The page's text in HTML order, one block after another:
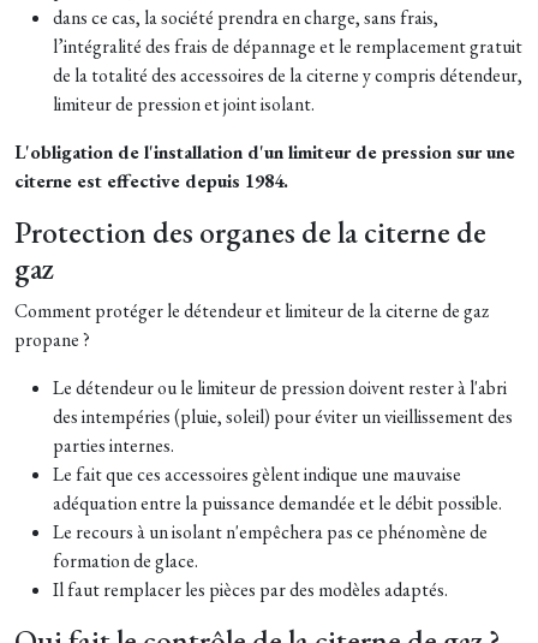
dans ce cas, la société prendra en charge, sans frais,
l’intégralité des frais de dépannage et le remplacement gratuit
de la totalité des accessoires de la citerne y compris détendeur,
limiteur de pression et joint isolant.
L'obligation de l'installation d'un limiteur de pression sur une
citerne est effective depuis 1984.
Protection des organes de la citerne de
gaz
Comment protéger le détendeur et limiteur de la citerne de gaz
propane ?
Le détendeur ou le limiteur de pression doivent rester à l'abri
des intempéries (pluie, soleil) pour éviter un vieillissement des
parties internes.
Le fait que ces accessoires gèlent indique une mauvaise
adéquation entre la puissance demandée et le débit possible.
Le recours à un isolant n'empêchera pas ce phénomène de
formation de glace.
Il faut remplacer les pièces par des modèles adaptés.